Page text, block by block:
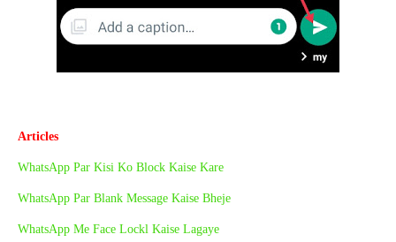
Articles
WhatsApp Par Kisi Ko Block Kaise Kare
WhatsApp Par Blank Message Kaise Bheje
WhatsApp Me Face Lockl Kaise Lagaye